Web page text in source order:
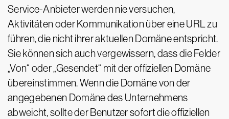
Service-Anbieter werden nie versuchen,
Aktivitäten oder Kommunikation über eine URL zu
führen, die nicht ihrer aktuellen Domäne entspricht.
Sie können sich auch vergewissern, dass die Felder
„Von“ oder „Gesendet“ mit der offiziellen Domäne
übereinstimmen. Wenn die Domäne von der
angegebenen Domäne des Unternehmens
abweicht, sollte der Benutzer sofort die offiziellen